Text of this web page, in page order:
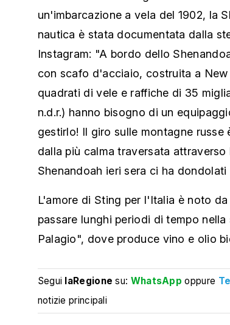
un'imbarcazione a vela del 1902, la
nautica è stata documentata dalla
Instagram: "A bordo dello
con scafo d'acciaio, costruita a New
quadrati di vele e raffiche di 35
n.d.r.) hanno bisogno di un
gestirlo! Il giro sulle montagne
dalla più calma traversata
Shenandoah ieri sera ci ha
L'amore di Sting per l'Italia è noto
passare lunghi periodi di tempo
Palagio", dove produce vino e olio
Segui laRegione su: WhatsApp oppure
notizie principali